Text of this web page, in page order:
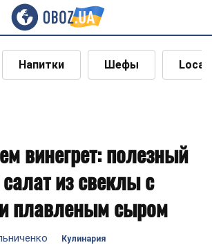
Напитки Шефы Local
винегрет: полезный
из свеклы с
плавленым сыром
Кулинария